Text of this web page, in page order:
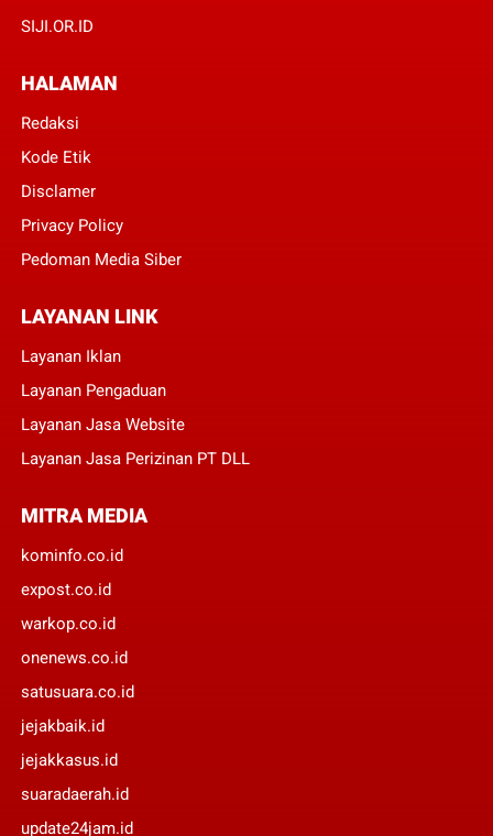
SIJI.OR.ID
HALAMAN
Redaksi
Kode Etik
Disclamer
Privacy Policy
Pedoman Media Siber
LAYANAN LINK
Layanan Iklan
Layanan Pengaduan
Layanan Jasa Website
Layanan Jasa Perizinan PT DLL
MITRA MEDIA
kominfo.co.id
expost.co.id
warkop.co.id
onenews.co.id
satusuara.co.id
jejakbaik.id
jejakkasus.id
suaradaerah.id
update24jam.id